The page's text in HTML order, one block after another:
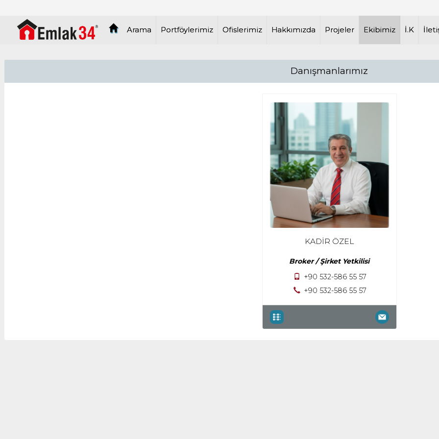
Arama Portföylerimiz Ofislerimiz Hakkımızda Projeler Ekibimiz İ.K
Danışmanlarımız
KADİR ÖZEL
Broker / Şirket Yetkilisi
+90 532-586 55 57
+90 532-586 55 57